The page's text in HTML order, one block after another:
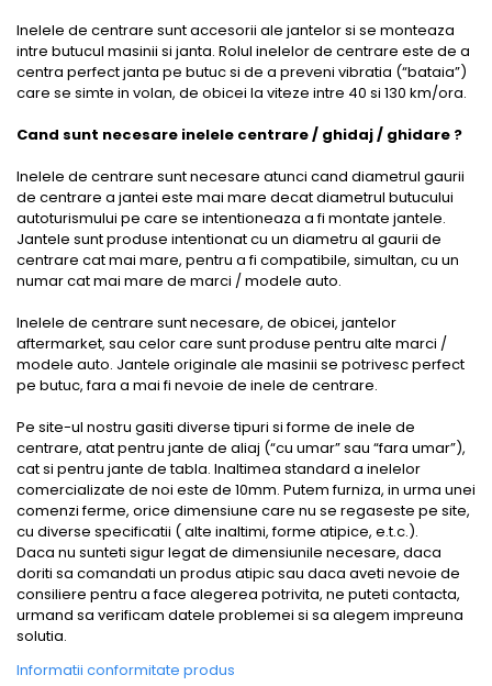
Inelele de centrare sunt accesorii ale jantelor si se monteaza
intre butucul masinii si janta. Rolul inelelor de centrare este de a
centra perfect janta pe butuc si de a preveni vibratia (“bataia”)
care se simte in volan, de obicei la viteze intre 40 si 130 km/ora.
Cand sunt necesare inelele centrare / ghidaj / ghidare ?
Inelele de centrare sunt necesare atunci cand diametrul gaurii
de centrare a jantei este mai mare decat diametrul butucului
autoturismului pe care se intentioneaza a fi montate jantele.
Jantele sunt produse intentionat cu un diametru al gaurii de
centrare cat mai mare, pentru a fi compatibile, simultan, cu un
numar cat mai mare de marci / modele auto.
Inelele de centrare sunt necesare, de obicei, jantelor
aftermarket, sau celor care sunt produse pentru alte marci /
modele auto. Jantele originale ale masinii se potrivesc perfect
pe butuc, fara a mai fi nevoie de inele de centrare.
Pe site-ul nostru gasiti diverse tipuri si forme de inele de
centrare, atat pentru jante de aliaj (“cu umar” sau “fara umar”),
cat si pentru jante de tabla. Inaltimea standard a inelelor
comercializate de noi este de 10mm. Putem furniza, in urma unei
comenzi ferme, orice dimensiune care nu se regaseste pe site,
cu diverse specificatii ( alte inaltimi, forme atipice, e.t.c.).
Daca nu sunteti sigur legat de dimensiunile necesare, daca
doriti sa comandati un produs atipic sau daca aveti nevoie de
consiliere pentru a face alegerea potrivita, ne puteti contacta,
urmand sa verificam datele problemei si sa alegem impreuna
solutia.
Informatii conformitate produs